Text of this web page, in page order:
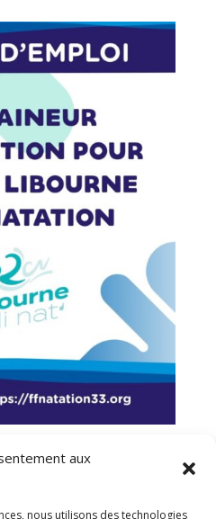
aux
nous utilisons des technologies
Cali’Nat